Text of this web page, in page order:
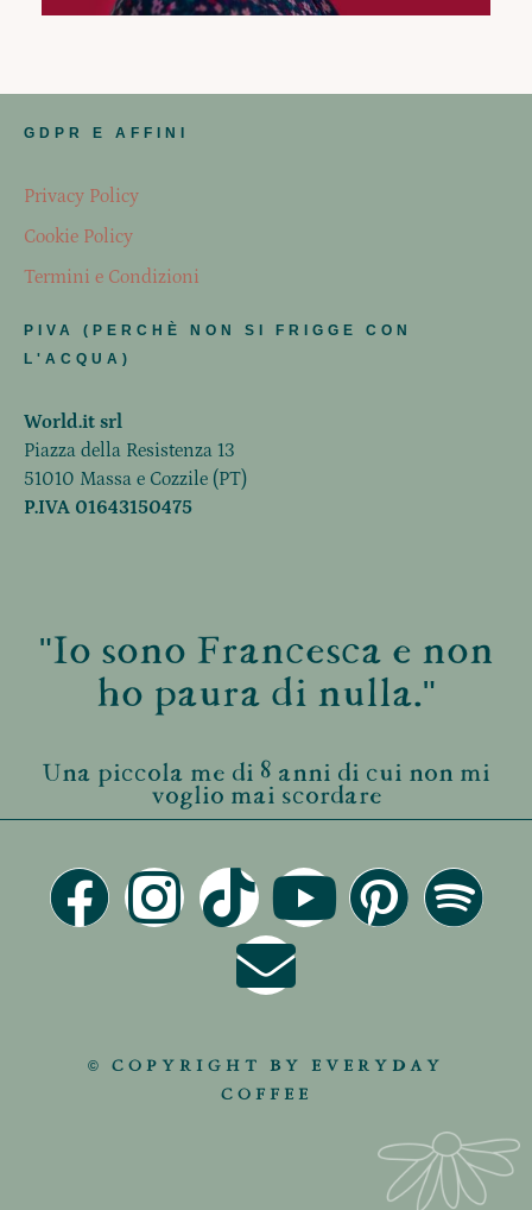
GDPR E AFFINI
Privacy Policy
Cookie Policy
Termini e Condizioni
PIVA (PERCHÈ NON SI FRIGGE CON
L'ACQUA)
World.it srl
Piazza della Resistenza 13
51010 Massa e Cozzile (PT)
P.IVA 01643150475
"Io sono Francesca e non
ho paura di nulla."
Una piccola me di 8 anni di cui non mi
voglio mai scordare
© COPYRIGHT BY EVERYDAY
COFFEE